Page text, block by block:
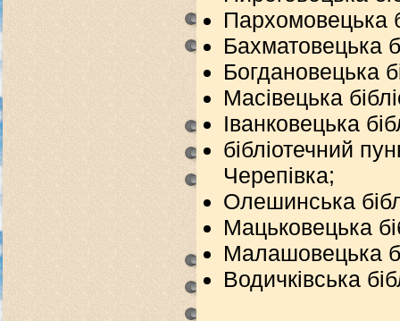
Пархомовецька
Бахматовецька
Богдановецька
Масівецька
Іванковецька
бібліотечний
Черепівка;
Олешинська
Мацьковецька
Малашовецька
Водичківська